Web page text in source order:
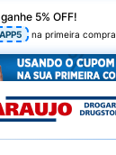
5% OFF!
APP5 na primeira compra